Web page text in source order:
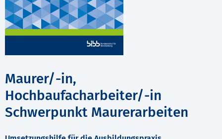
Maurer/-in,
Hochbaufacharbeiter/-in
Schwerpunkt Maurerarbeiten